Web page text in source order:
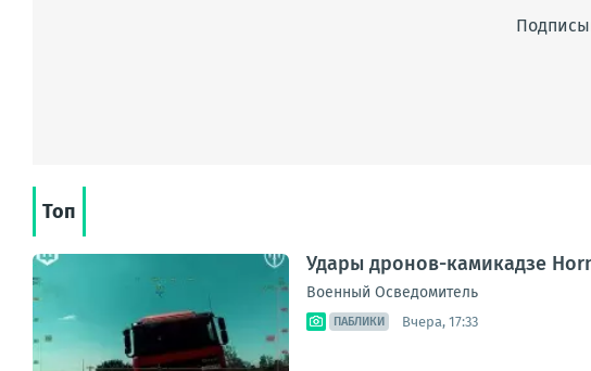
Топ
Удары дронов-камикадзе
Военный Осведомитель
ПАБЛИКИ Вчера, 17:33